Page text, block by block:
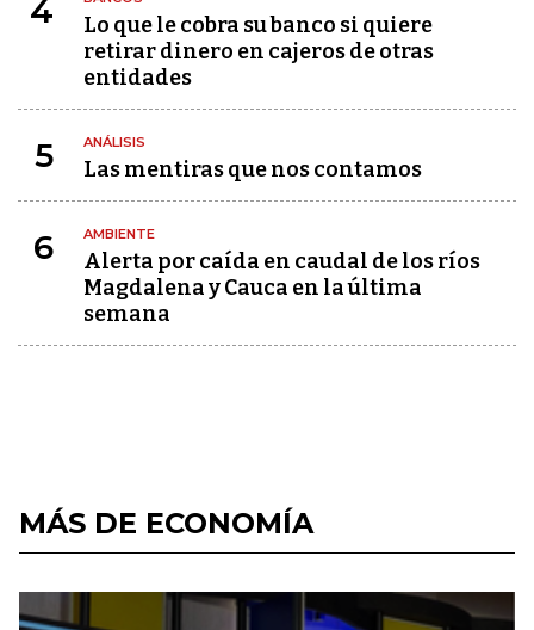
4
Lo que le cobra su banco si quiere
retirar dinero en cajeros de otras
entidades
5 ANÁLISIS
Las mentiras que nos contamos
6 AMBIENTE
Alerta por caída en caudal de los ríos
Magdalena y Cauca en la última
semana
MÁS DE ECONOMÍA